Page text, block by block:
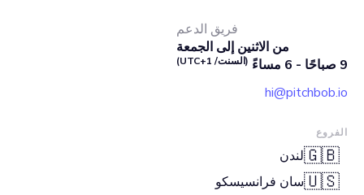
فريق الدعم
من الاثنين إلى الجمعة
9 صباحًا - 6 مساءً
(السنت/ UTC+1)
hi@pitchbob.io
الفروع
🇬🇧لندن
🇺🇸سان فرانسيسكو